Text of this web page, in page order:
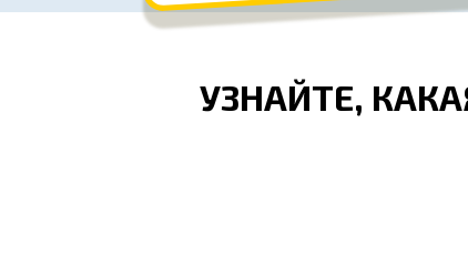
УЗНАЙТЕ,